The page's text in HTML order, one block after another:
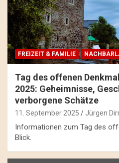
FREIZEIT & FAMILIE
Tag des offenen
2025: Geheimnisse,
verborgene Schätze
11. September 2025 Jürgen
Informationen zum Tag des
Blick.